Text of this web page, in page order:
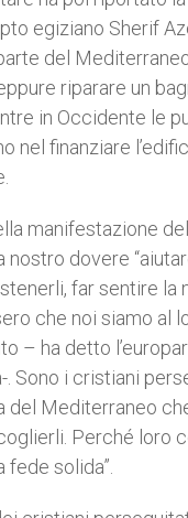
egiziano Sherif
del
riparare un
in Occidente le
nel finanziare
manifestazione
nostro dovere
far sentire la
che noi siamo al
– ha detto
. Sono i cristiani
del Mediterraneo
Perché loro
solida”.